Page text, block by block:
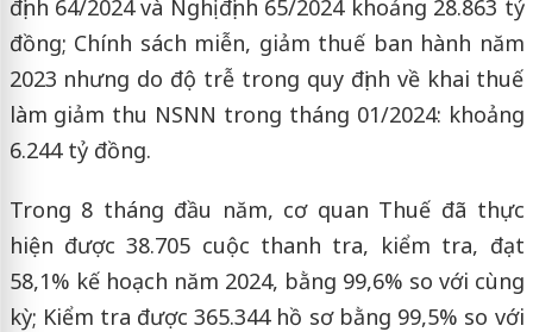
định 64/2024 và Nghị định 65/2024 khoảng 28.863 tỷ
đồng; Chính sách miễn, giảm thuế ban hành năm
2023 nhưng do độ trễ trong quy định về khai thuế
làm giảm thu NSNN trong tháng 01/2024: khoảng
6.244 tỷ đồng.
Trong 8 tháng đầu năm, cơ quan Thuế đã thực
hiện được 38.705 cuộc thanh tra, kiểm tra, đạt
58,1% kế hoạch năm 2024, bằng 99,6% so với cùng
kỳ; Kiểm tra được 365.344 hồ sơ bằng 99,5% so với